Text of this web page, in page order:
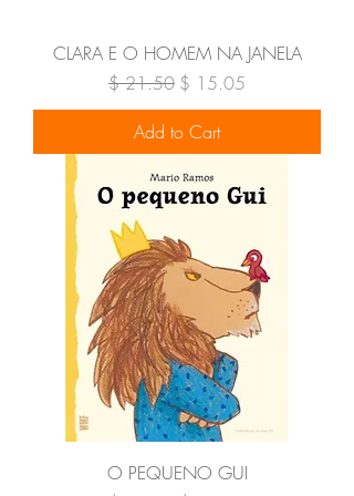
CLARA E O HOMEM NA JANELA
Regular Price
$ 21.50 Sale Price
$ 15.05
Add to Cart
O PEQUENO GUI